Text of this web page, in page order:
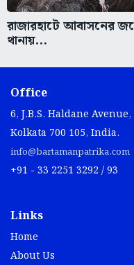
রাজারহাটে আবাসনের
থানায়...
Office
6, J.B.S. Haldane Avenue,
Kolkata 700 105, India.
info@bartamanpatrika.com
+91 - 33 2251 3292 / 93
Links
Home
About Us